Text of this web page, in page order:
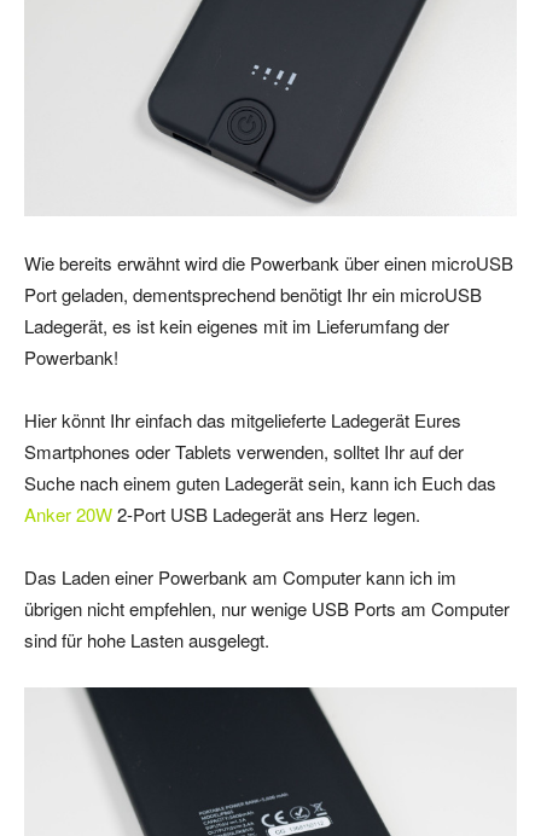
Wie bereits erwähnt wird die Powerbank über einen microUSB
Port geladen, dementsprechend benötigt Ihr ein microUSB
Ladegerät, es ist kein eigenes mit im Lieferumfang der
Powerbank!
Hier könnt Ihr einfach das mitgelieferte Ladegerät Eures
Smartphones oder Tablets verwenden, solltet Ihr auf der
Suche nach einem guten Ladegerät sein, kann ich Euch das
Anker20W2-Port USB Ladegerät ans Herz legen.
Das Laden einer Powerbank am Computer kann ich im
übrigen nicht empfehlen, nur wenige USB Ports am Computer
sind für hohe Lasten ausgelegt.